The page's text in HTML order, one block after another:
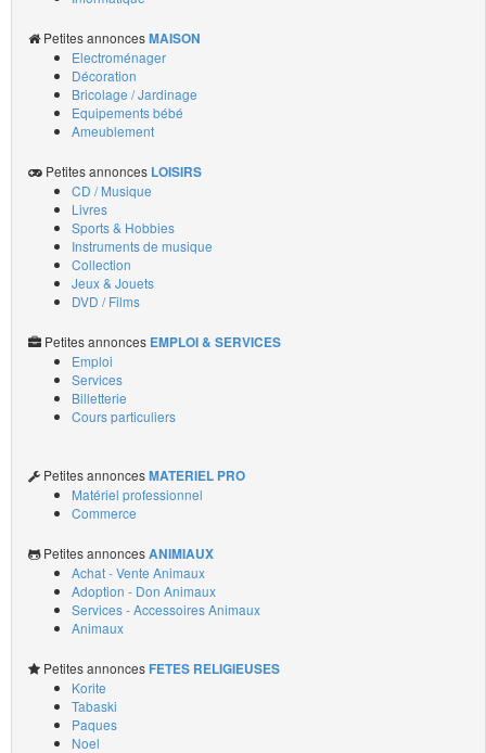
Petites annoncesMAISON
Electroménager
Décoration
Bricolage / Jardinage
Equipements bébé
Ameublement
Petites annonces LOISIRS
CD / Musique
Livres
Sports & Hobbies
Instruments de musique
Collection
Jeux & Jouets
DVD / Films
Petites annonces EMPLOI & SERVICES
Emploi
Services
Billetterie
Cours particuliers
Petites annoncesMATERIEL PRO
Matériel professionnel
Commerce
Petites annoncesANIMIAUX
Achat - Vente Animaux
Adoption - Don Animaux
Services - Accessoires Animaux
Animaux
Petites annonces FETES RELIGIEUSES
Korite
Tabaski
Paques
Noel